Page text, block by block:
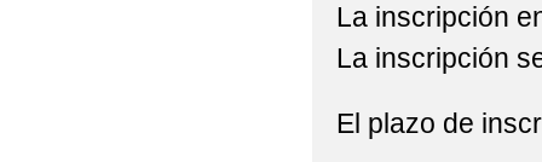
La inscripción
La inscripción
El plazo de